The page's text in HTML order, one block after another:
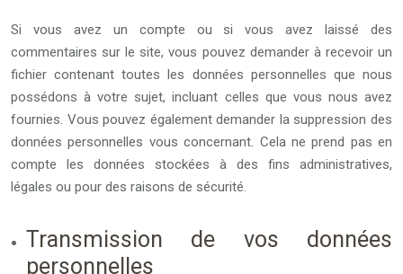
Si vous avez un compte ou si vous avez laissé des
commentaires sur le site, vous pouvez demander à recevoir un
fichier contenant toutes les données personnelles que nous
possédons à votre sujet, incluant celles que vous nous avez
fournies. Vous pouvez également demander la suppression des
données personnelles vous concernant. Cela ne prend pas en
compte les données stockées à des fins administratives,
légales ou pour des raisons de sécurité.
Transmission de vos données
personnelles